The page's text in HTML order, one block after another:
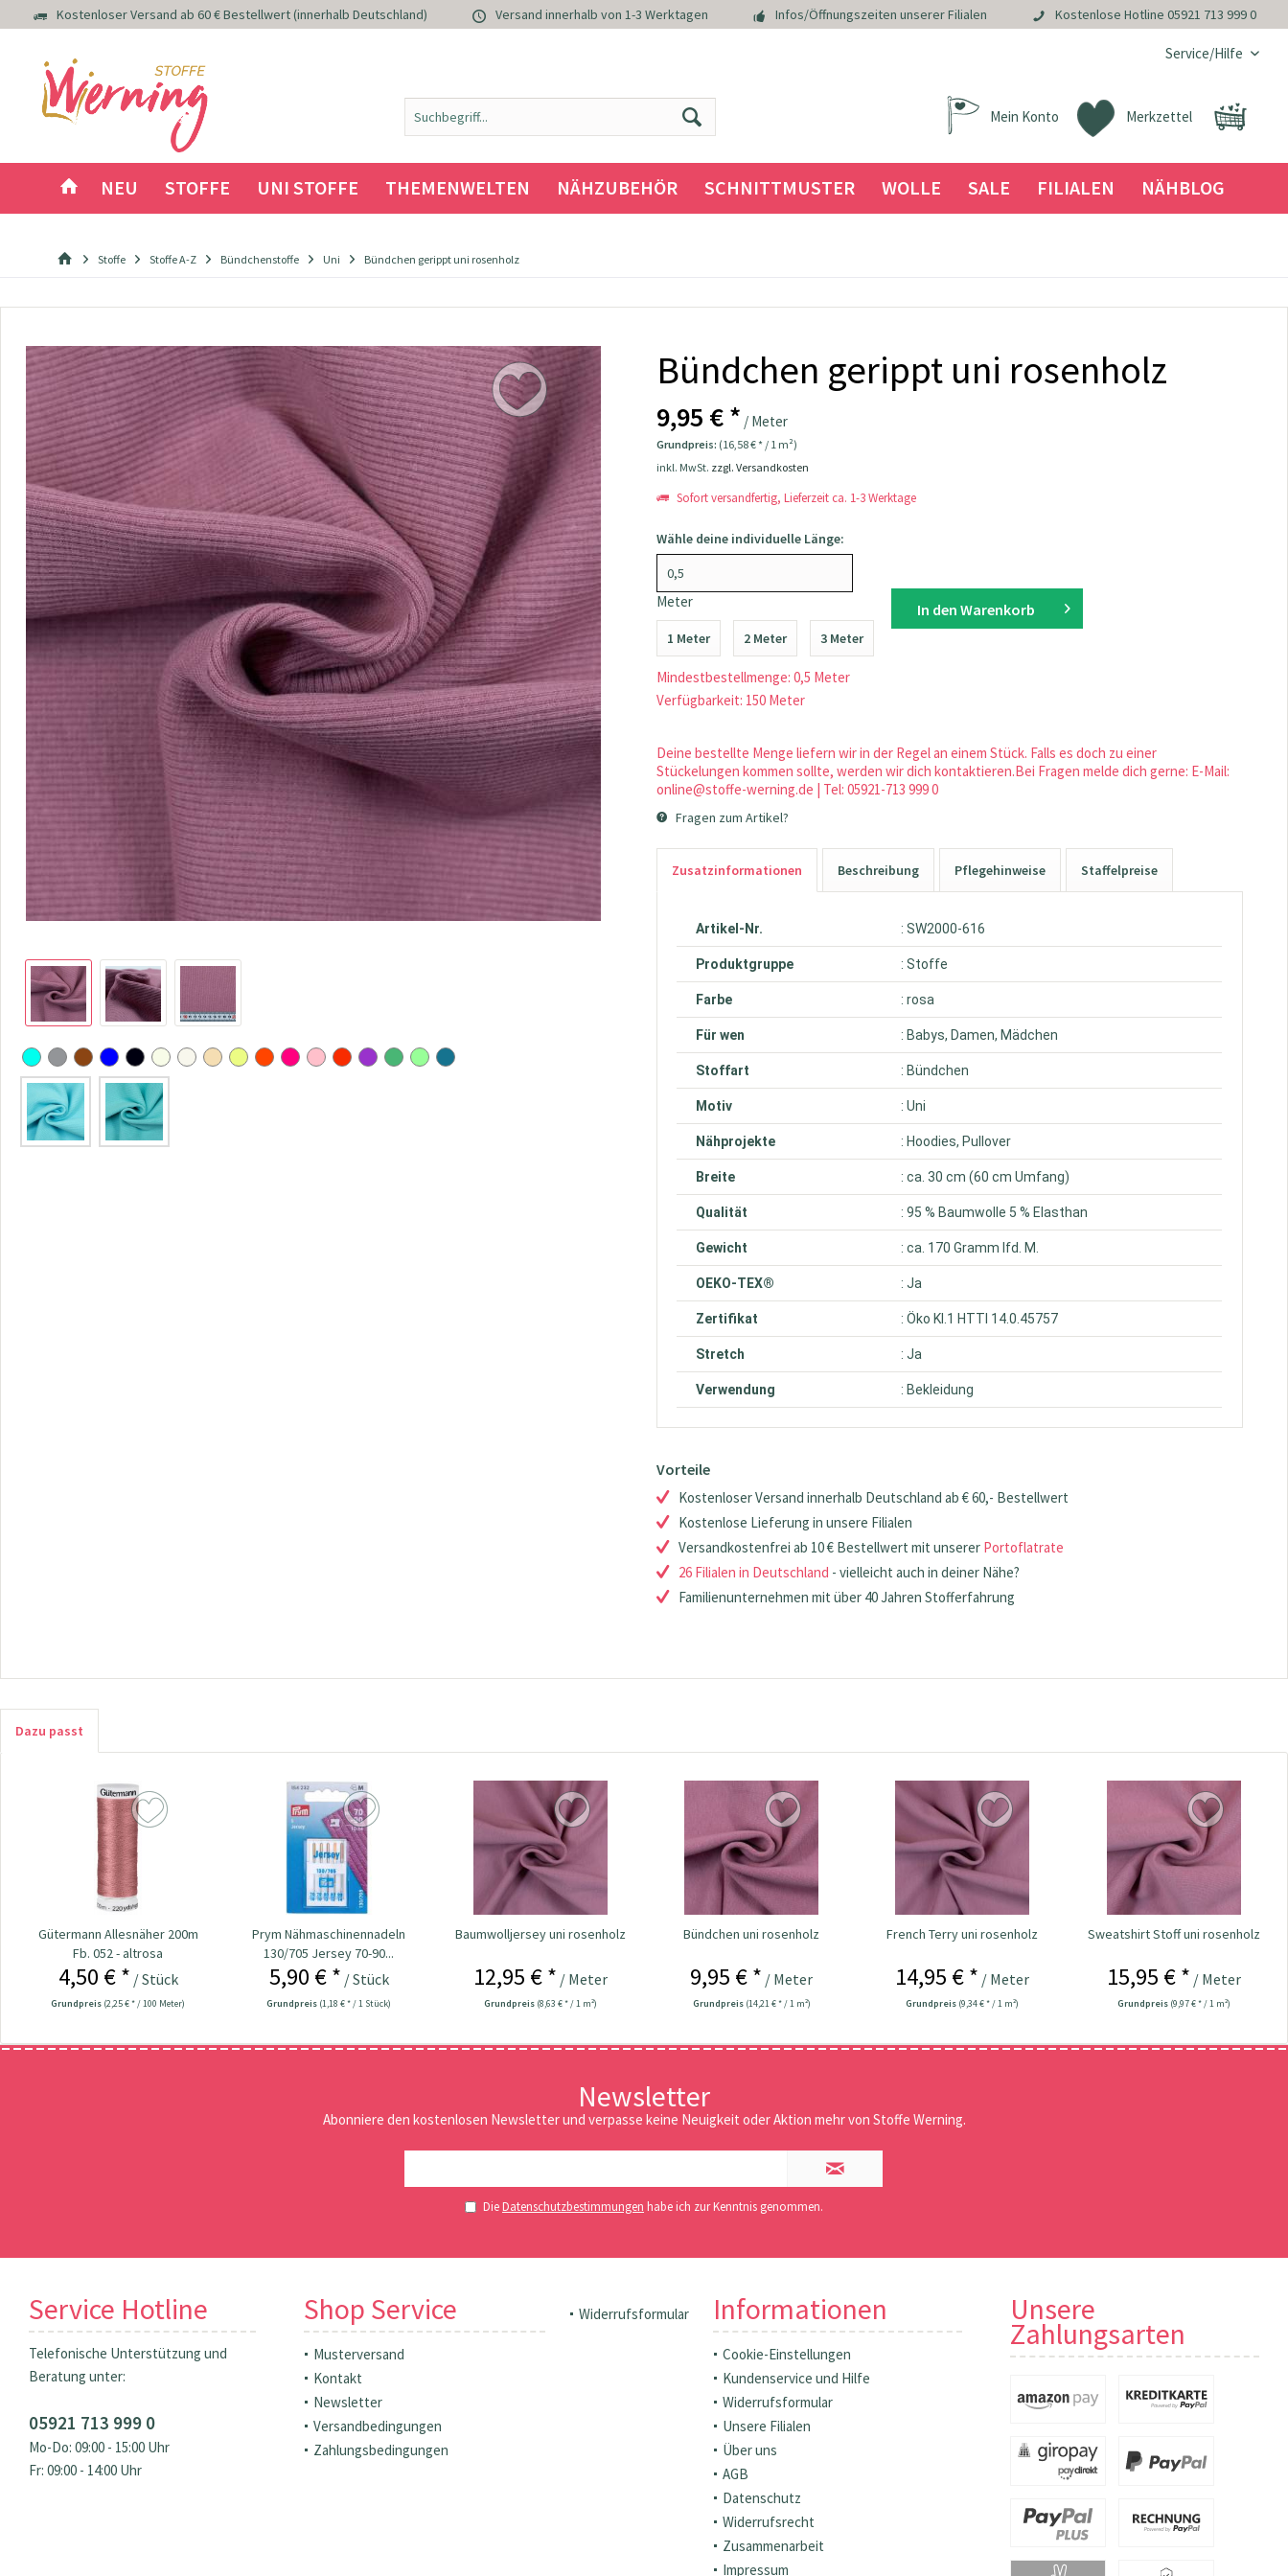
Kostenloser Versand ab 60 € Bestellwert (innerhalb Deutschland) Versand innerhalb von 1-3 Werktagen Infos/Öffnungszeiten unserer Filialen Kostenlose Hotline 05921 713 999 0
Service/Hilfe
Merkzettel
Mein Konto
NEU STOFFE UNI STOFFE THEMENWELTEN NÄHZUBEHÖR SCHNITTMUSTER WOLLE SALE FILIALEN NÄHBLOG
Stoffe Stoffe A-Z Bündchenstoffe Uni Bündchen gerippt uni rosenholz
Bündchen gerippt uni rosenholz
9,95 € * / Meter
Grundpreis: (16,58 € * / 1 m²)
inkl. MwSt. zzgl. Versandkosten
Sofort versandfertig, Lieferzeit ca. 1-3 Werktage
Wähle deine individuelle Länge:
Meter
1 Meter 2 Meter 3 Meter
Mindestbestellmenge: 0,5 Meter
Verfügbarkeit: 150 Meter
In den Warenkorb
Deine bestellte Menge liefern wir in der Regel an einem Stück. Falls es doch zu einer
Stückelungen kommen sollte, werden wir dich kontaktieren.Bei Fragen melde dich gerne: E-Mail:
online@stoffe-werning.de | Tel: 05921-713 999 0
Fragen zum Artikel?
Zusatzinformationen Beschreibung Pflegehinweise Staffelpreise
Artikel-Nr. : SW2000-616
Produktgruppe : Stoffe
Farbe : rosa
Für wen : Babys, Damen, Mädchen
Stoffart : Bündchen
Motiv : Uni
Nähprojekte : Hoodies, Pullover
Breite : ca. 30 cm (60 cm Umfang)
Qualität : 95 % Baumwolle 5 % Elasthan
Gewicht : ca. 170 Gramm lfd. M.
OEKO-TEX® : Ja
Zertifikat : Öko Kl.1 HTTI 14.0.45757
Stretch : Ja
Verwendung : Bekleidung
Vorteile
Kostenloser Versand innerhalb Deutschland ab € 60,- Bestellwert
Kostenlose Lieferung in unsere Filialen
Versandkostenfrei ab 10 € Bestellwert mit unserer Portoflatrate
26 Filialen in Deutschland - vielleicht auch in deiner Nähe?
Familienunternehmen mit über 40 Jahren Stofferfahrung
Dazu passt
Gütermann Allesnäher 200m
Fb. 052 - altrosa
4,50 € * / Stück
Grundpreis (2,25 € * / 100 Meter)
Prym Nähmaschinennadeln
130/705 Jersey 70-90...
5,90 € * / Stück
Grundpreis (1,18 € * / 1 Stück)
Baumwolljersey uni rosenholz
12,95 € * / Meter
Grundpreis (8,63 € * / 1 m²)
Bündchen uni rosenholz
9,95 € * / Meter
Grundpreis (14,21 € * / 1 m²)
French Terry uni rosenholz
14,95 € * / Meter
Grundpreis (9,34 € * / 1 m²)
Sweatshirt Stoff uni rosenholz
15,95 € * / Meter
Grundpreis (9,97 € * / 1 m²)
Newsletter
Abonniere den kostenlosen Newsletter und verpasse keine Neuigkeit oder Aktion mehr von Stoffe Werning.
DieDatenschutzbestimmungen habe ich zur Kenntnis genommen.
Service Hotline
Telefonische Unterstützung und
Beratung unter:
05921 713 999 0
Mo-Do: 09:00 - 15:00 Uhr
Fr: 09:00 - 14:00 Uhr
Shop Service
Musterversand
Kontakt
Newsletter
Versandbedingungen
Zahlungsbedingungen
Widerrufsformular Informationen
Cookie-Einstellungen
Kundenservice und Hilfe
Widerrufsformular
Unsere Filialen
Über uns
AGB
Datenschutz
Widerrufsrecht
Zusammenarbeit
Impressum
Unsere
Zahlungsarten